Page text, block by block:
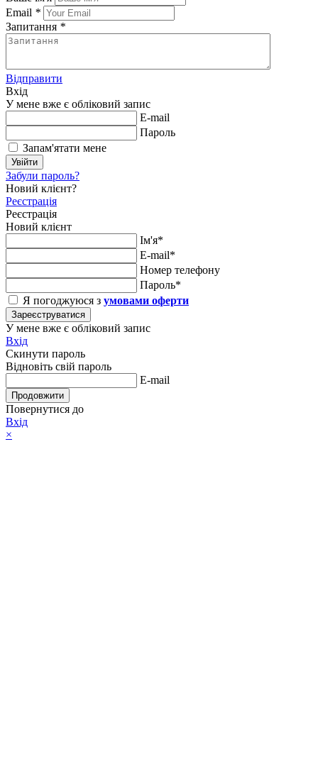
Email *
Запитання *
Відправити
Вхід
У мене вже є обліковий запис
E-mail
Пароль
Запам'ятати мене
Увійти
Забули пароль?
Новий клієнт?
Реєстрація
Реєстрація
Новий клієнт
Ім'я*
E-mail*
Номер телефону
Пароль*
Я погоджуюся з умовами оферти
Зареєструватися
У мене вже є обліковий запис
Вхід
Скинути пароль
Відновіть свій пароль
E-mail
Продовжити
Повернутися до
Вхід
×